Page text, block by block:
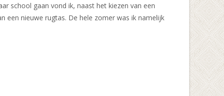
school gaan vond ik, naast het kiezen van een
een nieuwe rugtas. De hele zomer was ik namelijk